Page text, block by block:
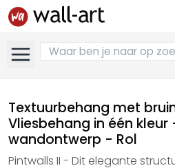
Textuurbehang met
Vliesbehang in één kleur
wandontwerp - Rol
Pintwalls II - Dit elegante